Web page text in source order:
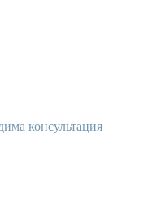
консультация